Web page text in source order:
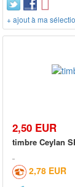
+ ajout à ma
2,50 EUR
timbre Ceylan
2,78 EUR